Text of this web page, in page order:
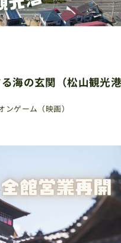
海の玄関（松山観光
ンゲーム（映画）